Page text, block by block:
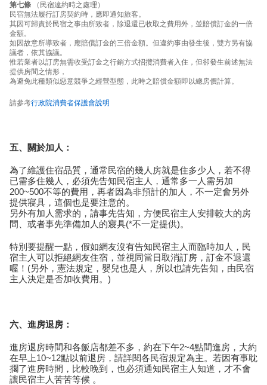
第七條 （民宿違約時之處理）
民宿無法履行訂房契約時，應即通知旅客。
其因可歸責於民宿之事由所致者，除退還已收取之費用外，並賠償訂金的一倍
金額。
如因故意所導致者，應賠償訂金的三倍金額。但違約事由發生後，雙方另有協
議者，依其協議。
惟若業者以訂房無需收受訂金之行銷方式招攬消費者入住，但卻發生前述無法
提供房間之情形，
為避免此種類似惡意競爭之經營型態，此時之賠償金額即以總房價計算。
請參考行政院消費者保護會說明
五、關於加人：
為了維護住宿品質，通常民宿的幾人房就是住多少人，若不得
已需多住幾人，必須先告知民宿主人，通常多一人需另加
200~500不等的費用，再者因為非預計的加人，不一定會另外
提供寢具，這個也是要注意的。
另外有加人需求的，請事先告知，方便民宿主人安排較大的房
間、或者事先準備加人的寢具(*不一定提供)。
特別要提醒一點，假如網友沒有告知民宿主人而臨時加人，民
宿主人可以拒絕網友住宿，並視同當日取消訂房，訂金不退還
喔！(另外，憲法規定，嬰兒也是人，所以也請先告知，由民宿
主人決定是否加收費用。)
六、進房退房：
進房退房時間和各飯店都差不多，約在下午2~4點間進房，大約
在早上10~12點以前退房，請詳閱各民宿規定為主。若因有事耽
擱了進房時間，比較晚到，也必須通知民宿主人知道，才不會
讓民宿主人苦苦等候 。